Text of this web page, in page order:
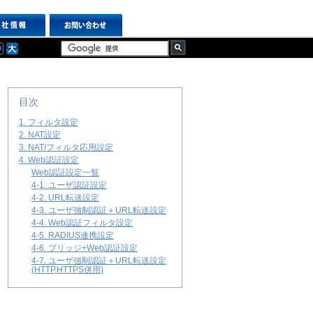
目次
1. フィルタ設定
2. NAT設定
3. NAT/フィルタ応用設定
4. Web認証設定
Web認証設定一覧
4-1. ユーザ認証設定
4-2. URL転送設定
4-3. ユーザ強制認証＋URL転送設定
4-4. Web認証フィルタ設定
4-5. RADIUS連携設定
4-6. ブリッジ+Web認証設定
4-7. ユーザ強制認証＋URL転送設定
(HTTP,HTTPS併用)